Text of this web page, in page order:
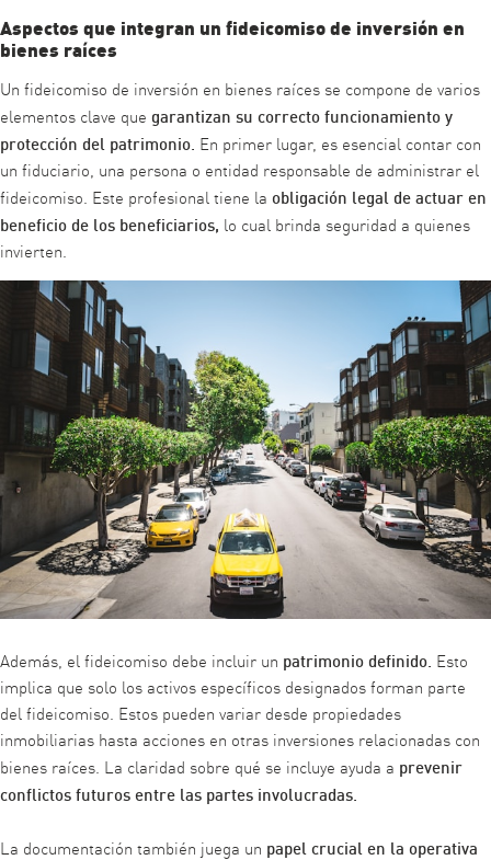
Aspectos que integran un fideicomiso de inversión en
bienes raíces
Un fideicomiso de inversión en bienes raíces se compone de varios
elementos clave que garantizan su correcto funcionamiento y
protección del patrimonio. En primer lugar, es esencial contar con
un fiduciario, una persona o entidad responsable de administrar el
fideicomiso. Este profesional tiene la obligación legal de actuar en
beneficio de los beneficiarios, lo cual brinda seguridad a quienes
invierten.
Además, el fideicomiso debe incluir un patrimonio definido. Esto
implica que solo los activos específicos designados forman parte
del fideicomiso. Estos pueden variar desde propiedades
inmobiliarias hasta acciones en otras inversiones relacionadas con
bienes raíces. La claridad sobre qué se incluye ayuda a prevenir
conflictos futuros entre las partes involucradas.
La documentación también juega un papel crucial en la operativa